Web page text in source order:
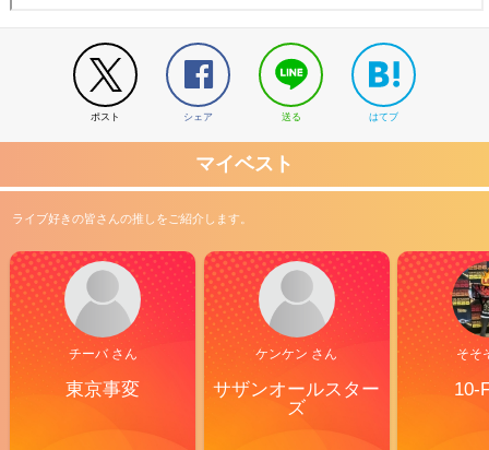
ポスト シェア 送る はてブ
マイベスト
ライブ好きの皆さんの推しをご紹介します。
チーバ さん
東京事変
ケンケン さん
サザンオールスター
ズ
そそ
10-